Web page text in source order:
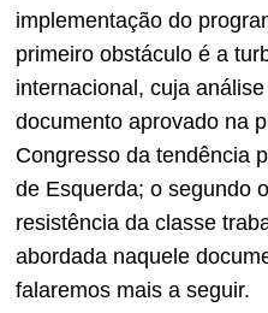
implementação do
primeiro obstáculo é a
internacional, cuja
documento aprovado na
Congresso da tendência
de Esquerda; o segundo
resistência da classe
abordada naquele
falaremos mais a seguir.